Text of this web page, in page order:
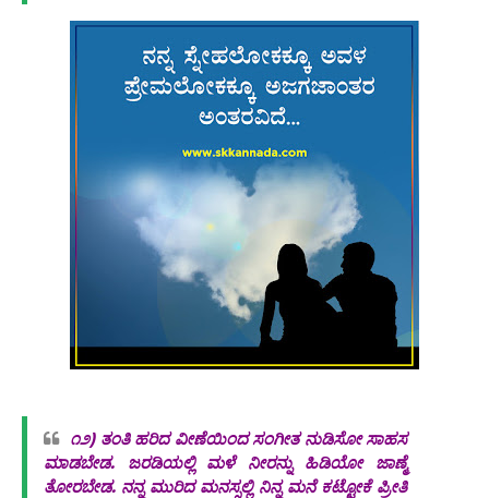
೧೨) ತಂತಿ ಹರಿದ ವೀಣೆಯಿಂದ ಸಂಗೀತ ನುಡಿಸೋ ಸಾಹಸ
ಮಾಡಬೇಡ. ಜರಡಿಯಲ್ಲಿ ಮಳೆ ನೀರನ್ನು ಹಿಡಿಯೋ ಜಾಣ್ಮೆ
ತೋರಬೇಡ. ನನ್ನ ಮುರಿದ ಮನಸ್ಸಲ್ಲಿ ನಿನ್ನ ಮನೆ ಕಟ್ಟೋಕೆ ಪ್ರೀತಿ